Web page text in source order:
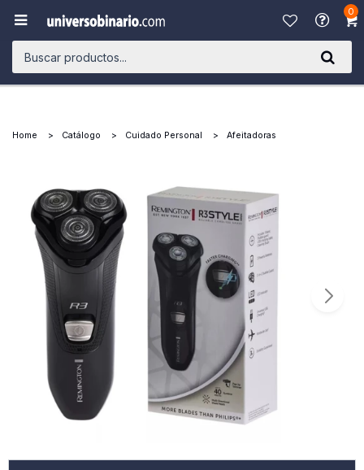
0

Home Catálogo Cuidado Personal Afeitadoras